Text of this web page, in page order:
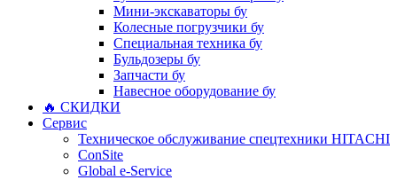
Мини-экскаваторы бу
Колесные погрузчики бу
Специальная техника бу
Бульдозеры бу
Запчасти бу
Навесное оборудование бу
🔥 СКИДКИ
Сервис
Техническое обслуживание спецтехники HITACHI
ConSite
Global e-Service